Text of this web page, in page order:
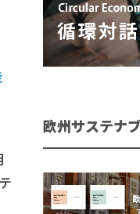
欧州サステナ